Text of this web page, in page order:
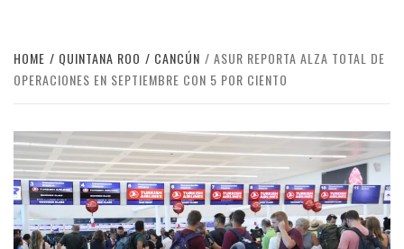
HOME QUINTANA ROO CANCÚN
ASUR REPORTA ALZA TOTAL DE
OPERACIONES EN SEPTIEMBRE CON 5 POR CIENTO